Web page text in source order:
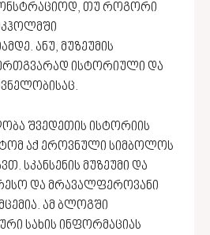
თუ როგორი
ანუ, მუზეუმის
ისტორიული და
შვედეთის ისტორიის
აქ ეროვნული სიმბოლოს
სკანსენის მუზეუმი და
და მრავალფეროვანი
ამ ბლოგში
სახის ინფორმაციას